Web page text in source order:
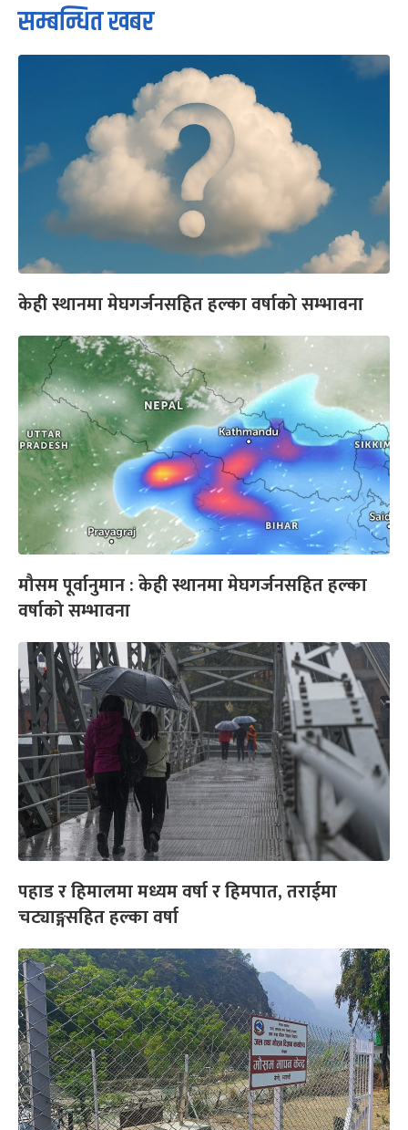
सम्बन्धित खबर
केही स्थानमा मेघगर्जनसहित हल्का वर्षाको सम्भावना
मौसम पूर्वानुमान : केही स्थानमा मेघगर्जनसहित हल्का
वर्षाको सम्भावना
पहाड र हिमालमा मध्यम वर्षा र हिमपात, तराईमा
चट्याङ्गसहित हल्का वर्षा